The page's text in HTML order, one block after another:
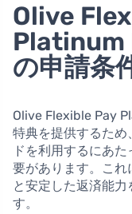
Olive
Platinum
の申請条
Olive Flexible Pay
特典を提供するた
ドを利用するにあ
要があります。これ
と安定した返済能
す。